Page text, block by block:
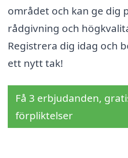
området och kan ge dig
rådgivning och
Registrera dig idag och
ett nytt tak!
Få 3 erbjudanden,
förpliktelser